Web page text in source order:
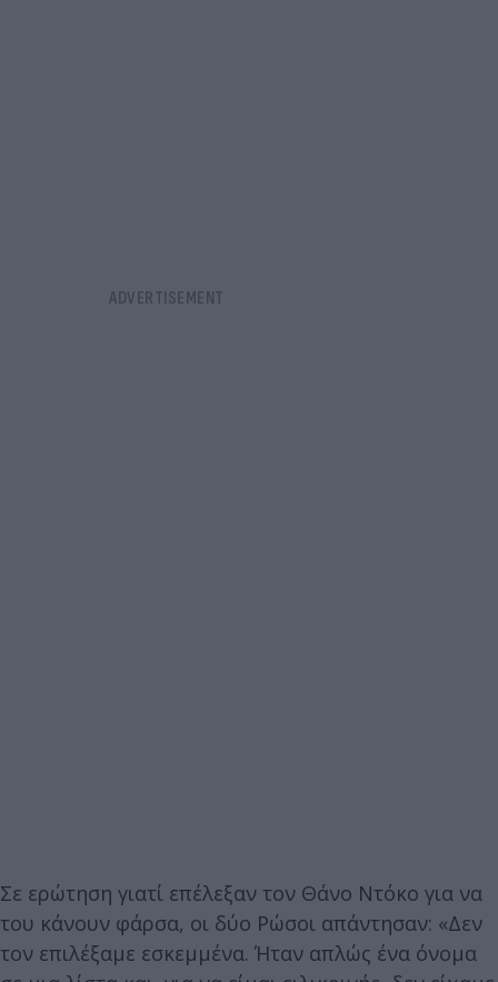
Σε ερώτηση γιατί επέλεξαν τον Θάνο Ντόκο για να
του κάνουν φάρσα, οι δύο Ρώσοι απάντησαν: «Δεν
τον επιλέξαμε εσκεμμένα. Ήταν απλώς ένα όνομα